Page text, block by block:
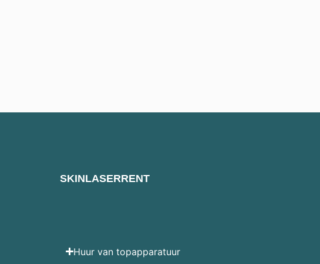
SKINLASERRENT
Huur van topapparatuur